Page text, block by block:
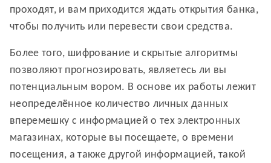
проходят, и вам приходится ждать открытия банка,
чтобы получить или перевести свои средства.
Более того, шифрование и скрытые алгоритмы
позволяют прогнозировать, являетесь ли вы
потенциальным вором. В основе их работы лежит
неопределённое количество личных данных
вперемешку с информацией о тех электронных
магазинах, которые вы посещаете, о времени
посещения, а также другой информацией, такой